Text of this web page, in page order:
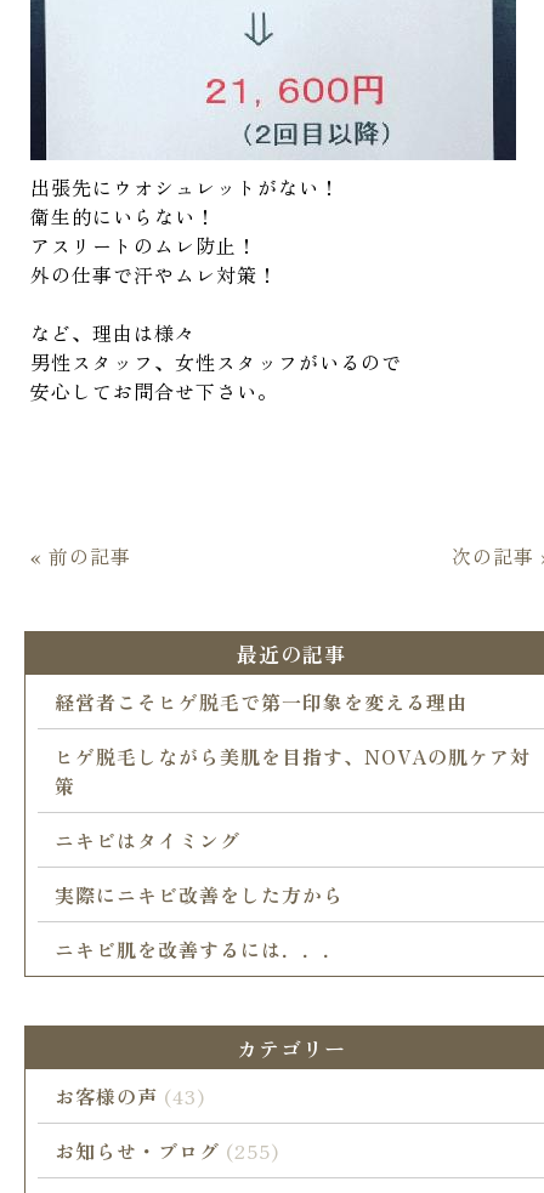
出張先にウオシュレットがない！
衛生的にいらない！
アスリートのムレ防止！
外の仕事で汗やムレ対策！
など、理由は様々
男性スタッフ、女性スタッフがいるので
安心してお問合せ下さい。
« 前の記事 次の記事
最近の記事
経営者こそヒゲ脱毛で第一印象を変える理由
ヒゲ脱毛しながら美肌を目指す、NOVAの肌ケア対
策
ニキビはタイミング
実際にニキビ改善をした方から
ニキビ肌を改善するには．．．
カテゴリー
お客様の声 (43)
お知らせ・ブログ (255)